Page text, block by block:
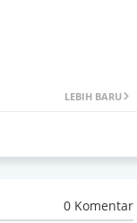
LEBIH BARU
0 Komentar